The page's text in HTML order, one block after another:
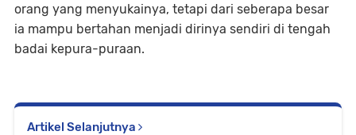
orang yang menyukainya, tetapi dari seberapa besar
ia mampu bertahan menjadi dirinya sendiri di tengah
badai kepura-puraan.
Artikel Selanjutnya